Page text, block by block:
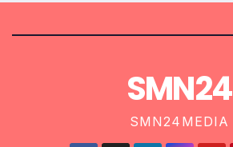
SMN24
SMN24MEDIA